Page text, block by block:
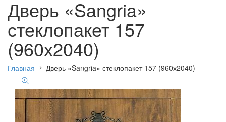
Дверь «Sangria»
стеклопакет 157
(960х2040)
Главная Дверь «Sangria» стеклопакет 157 (960х2040)